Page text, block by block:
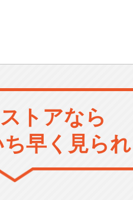
トアなら
早く見られ